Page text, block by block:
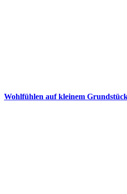
Wohlfühlen auf kleinem